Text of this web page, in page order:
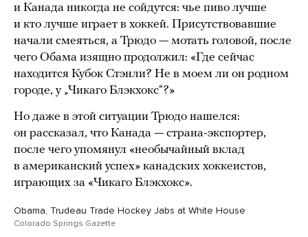
и Канада никогда не сойдутся: чье пиво лучше
и кто лучше играет в хоккей. Присутствовавшие
начали смеяться, а Трюдо — мотать головой, после
чего Обама изящно продолжил: «Где сейчас
находится Кубок Стэнли? Не в моем ли он родном
городе, у „Чикаго Блэкхокс“?»
Но даже в этой ситуации Трюдо нашелся:
он рассказал, что Канада — страна-экспортер,
после чего упомянул «необычайный вклад
в американский успех» канадских хоккеистов,
играющих за «Чикаго Блэкхокс».
Obama, Trudeau Trade Hockey Jabs at White House
Colorado Springs Gazette